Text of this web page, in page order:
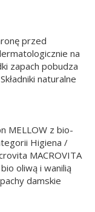
przed
na
zapach pobudza
naturalne
MELLOW z bio-
Higiena /
MACROVITA
oliwą i wanilią
damskie